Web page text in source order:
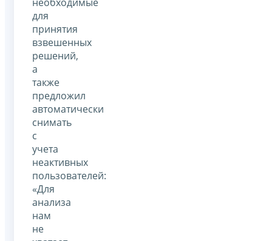
для
принятия
взвешенных
решений,
а
также
предложил
автоматически
снимать
с
учета
неактивных
пользователей:
«Для
анализа
нам
не